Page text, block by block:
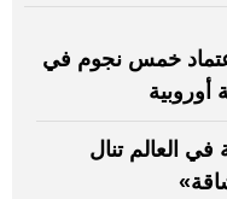
خمس نجوم في
في العالم تنال